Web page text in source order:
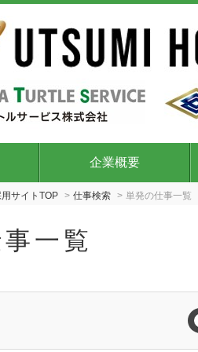
企業概要
サイトTOP 仕事検索 単発の仕事一覧
一覧